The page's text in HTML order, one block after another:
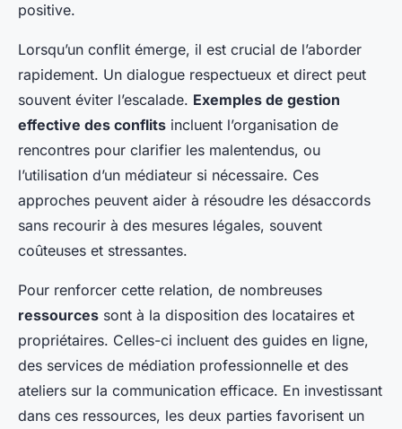
positive.
Lorsqu’un conflit émerge, il est crucial de l’aborder
rapidement. Un dialogue respectueux et direct peut
souvent éviter l’escalade. Exemples de gestion
effective des conflits incluent l’organisation de
rencontres pour clarifier les malentendus, ou
l’utilisation d’un médiateur si nécessaire. Ces
approches peuvent aider à résoudre les désaccords
sans recourir à des mesures légales, souvent
coûteuses et stressantes.
Pour renforcer cette relation, de nombreuses
ressources sont à la disposition des locataires et
propriétaires. Celles-ci incluent des guides en ligne,
des services de médiation professionnelle et des
ateliers sur la communication efficace. En investissant
dans ces ressources, les deux parties favorisent un